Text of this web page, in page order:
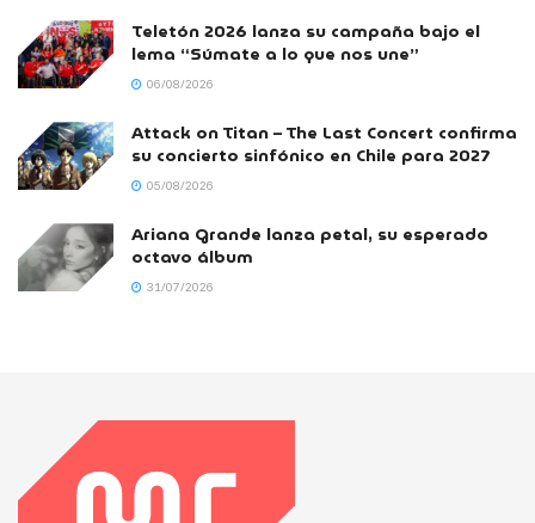
Teletón 2026 lanza su campaña bajo el
lema “Súmate a lo que nos une”
06/08/2026
Attack on Titan – The Last Concert confirma
su concierto sinfónico en Chile para 2027
05/08/2026
Ariana Grande lanza petal, su esperado
octavo álbum
31/07/2026